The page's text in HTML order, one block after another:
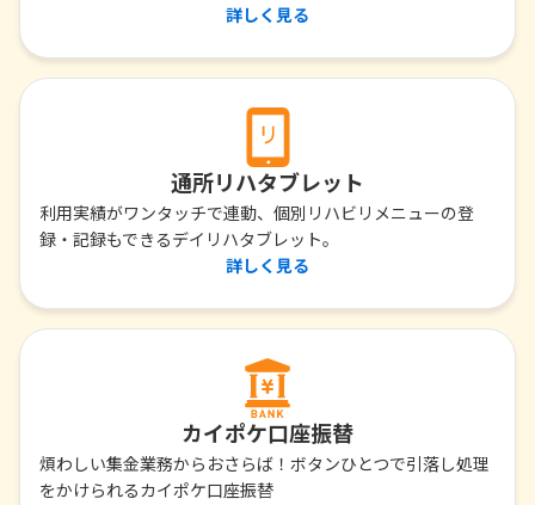
詳しく見る
通所リハタブレット
利用実績がワンタッチで連動、個別リハビリメニューの登
録・記録もできるデイリハタブレット。
詳しく見る
カイポケ口座振替
煩わしい集金業務からおさらば！ボタンひとつで引落し処理
をかけられるカイポケ口座振替